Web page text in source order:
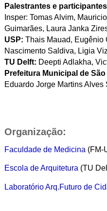
Palestrantes e
Insper: Tomas Alvim,
Guimarães, Laura Janka
USP: Thais Mauad, Eugênio
Nascimento Saldiva, Ligia
TU Delft: Deepti Adlakha,
Prefeitura Municipal de
Eduardo Jorge Martins Alves
Organização:
Faculdade de Medicina (FM-
Escola de Arquitetura (TU
Laboratório Arq.Futuro de